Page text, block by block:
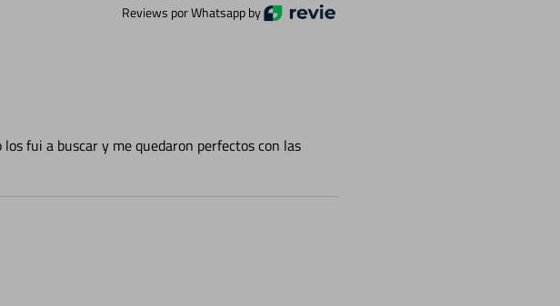
Reviews por Whatsapp by
fui a buscar y me quedaron perfectos con las